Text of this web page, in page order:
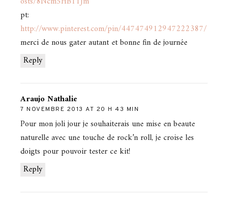
Reply
pt:
http://www.pinterest.com/pin/447474912947222387/
merci de nous gater autant et bonne fin de journée
Araujo Nathalie
7 NOVEMBRE 2013 AT 20 H 43 MIN
Reply
Pour mon joli jour je souhaiterais une mise en beaute
naturelle avec une touche de rock’n roll, je croise les
doigts pour pouvoir tester ce kit!